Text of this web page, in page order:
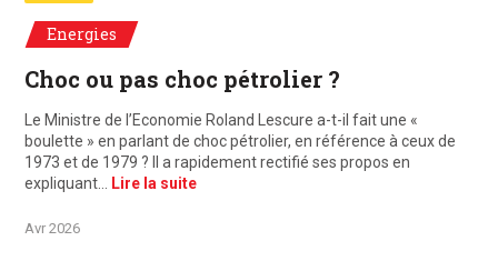
Energies
Choc ou pas choc pétrolier ?
Le Ministre de l’Economie Roland Lescure a-t-il fait une «
boulette » en parlant de choc pétrolier, en référence à ceux de
1973 et de 1979 ? Il a rapidement rectifié ses propos en
expliquant…
Lire la suite
Avr 2026